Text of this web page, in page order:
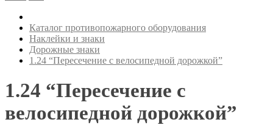
Каталог противопожарного оборудования
Наклейки и знаки
Дорожные знаки
1.24 “Пересечение с велосипедной дорожкой”
1.24 “Пересечение с
велосипедной дорожкой”